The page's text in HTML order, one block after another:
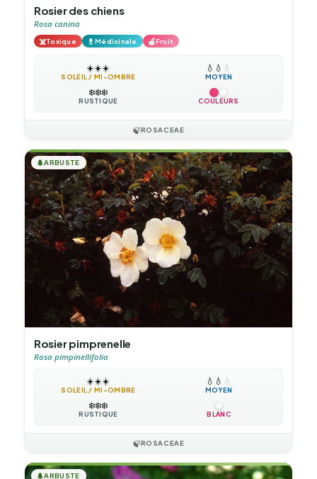
Rosier des chiens
Rosa canina
☠️Toxique 💊Médicinale 🍎Fruit
☀️☀️☀️
SOLEIL / MI-OMBRE
💧 💧 💧
MOYEN
❄️❄️❄️
RUSTIQUE COULEURS
🍃ROSACEAE
🌲ARBUSTE
Rosier pimprenelle
Rosa pimpinellifolia
☀️☀️☀️
SOLEIL / MI-OMBRE
💧 💧 💧
MOYEN
❄️❄️❄️
RUSTIQUE BLANC
🍃ROSACEAE
🌲ARBUSTE